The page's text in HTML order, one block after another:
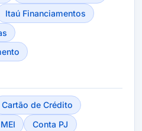
Itaú Financiamentos
Cartão de Crédito
Conta PJ